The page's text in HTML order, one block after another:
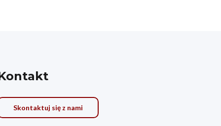
Skontaktuj się z nami